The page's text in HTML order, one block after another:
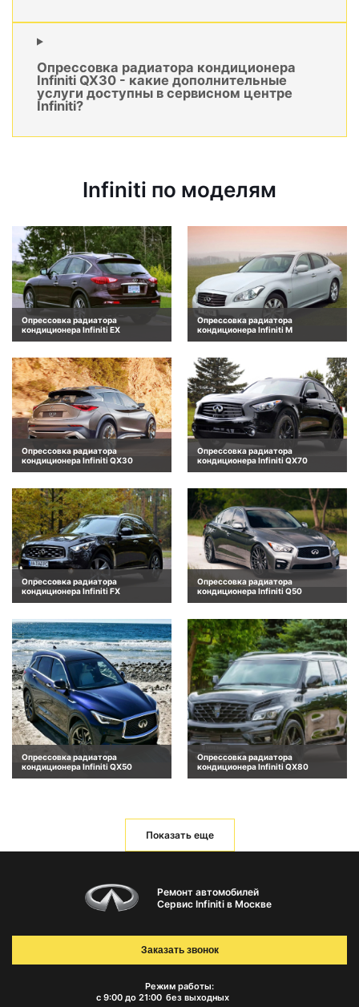
Опрессовка радиатора кондиционера
Infiniti QX30 - какие дополнительные
услуги доступны в сервисном центре
Infiniti?
Infiniti по моделям
Опрессовка радиатора
кондиционера Infiniti EX
Опрессовка радиатора
кондиционера Infiniti M
Опрессовка радиатора
кондиционера Infiniti QX30
Опрессовка радиатора
кондиционера Infiniti QX70
Опрессовка радиатора
кондиционера Infiniti FX
Опрессовка радиатора
кондиционера Infiniti Q50
Опрессовка радиатора
кондиционера Infiniti QX50
Опрессовка радиатора
кондиционера Infiniti QX80
Показать еще
Ремонт автомобилей
Сервис Infiniti в Москве
Режим работы:
с 9:00 до 21:00 без выходных
Заказать звонок